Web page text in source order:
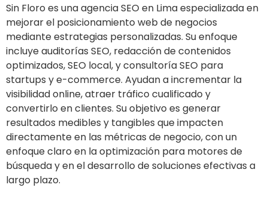
Sin Floro es una agencia SEO en Lima especializada en
mejorar el posicionamiento web de negocios
mediante estrategias personalizadas. Su enfoque
incluye auditorías SEO, redacción de contenidos
optimizados, SEO local, y consultoría SEO para
startups y e-commerce. Ayudan a incrementar la
visibilidad online, atraer tráfico cualificado y
convertirlo en clientes. Su objetivo es generar
resultados medibles y tangibles que impacten
directamente en las métricas de negocio, con un
enfoque claro en la optimización para motores de
búsqueda y en el desarrollo de soluciones efectivas a
largo plazo.